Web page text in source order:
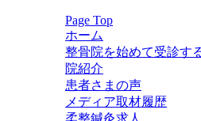
Page Top
ホーム
整骨院を始めて受診す
院紹介
患者さまの声
メディア取材履歴
柔整鍼灸求人